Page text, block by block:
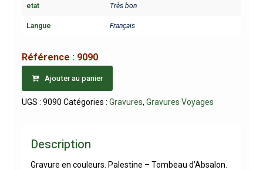
etat Très bon
Langue Français
Référence : 9090
Ajouter au panier
UGS : 9090 Catégories : Gravures, Gravures Voyages
Description
Gravure en couleurs. Palestine – Tombeau d’Absalon.